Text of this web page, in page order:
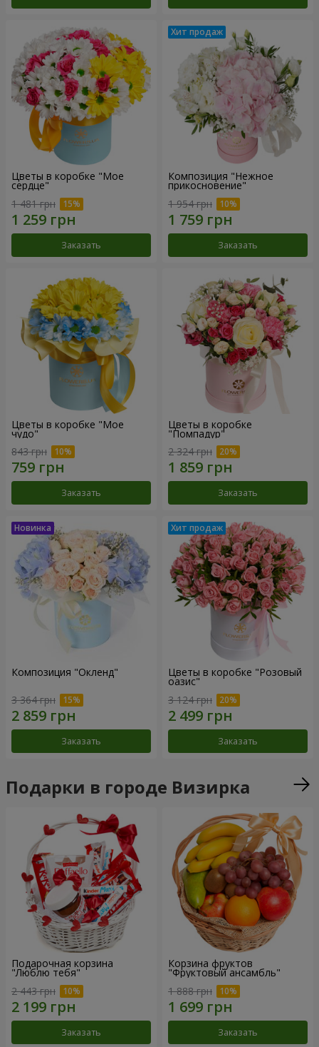
Цветы в коробке "Мое
сердце"
1 481 грн
Заказать
Композиция "Нежное
прикосновение"
1 954 грн
Заказать
Цветы в коробке "Мое
чудо"
843 грн
Заказать
Цветы в коробке
"Помпадур"
2 324 грн
Заказать
Композиция "Окленд"
3 364 грн
Заказать
Цветы в коробке "Розовый
оазис"
3 124 грн
Заказать
Подарки в городе Визирка
Подарочная корзина
"Люблю тебя"
2 443 грн
Заказать
Корзина фруктов
"Фруктовый ансамбль"
1 888 грн
Заказать